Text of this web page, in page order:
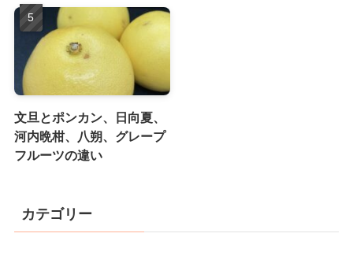
文旦とポンカン、日向夏、
河内晩柑、八朔、グレープ
フルーツの違い
カテゴリー